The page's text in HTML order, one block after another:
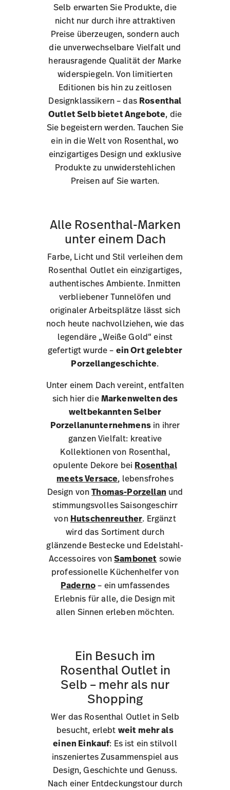
Selb erwarten Sie Produkte, die
nicht nur durch ihre attraktiven
Preise überzeugen, sondern auch
die unverwechselbare Vielfalt und
herausragende Qualität der Marke
widerspiegeln. Von limitierten
Editionen bis hin zu zeitlosen
Designklassikern – das Rosenthal
Outlet Selb bietet Angebote, die
Sie begeistern werden. Tauchen Sie
ein in die Welt von Rosenthal, wo
einzigartiges Design und exklusive
Produkte zu unwiderstehlichen
Preisen auf Sie warten.
Alle Rosenthal-Marken
unter einem Dach
Farbe, Licht und Stil verleihen dem
Rosenthal Outlet ein einzigartiges,
authentisches Ambiente. Inmitten
verbliebener Tunnelöfen und
originaler Arbeitsplätze lässt sich
noch heute nachvollziehen, wie das
legendäre „Weiße Gold“ einst
gefertigt wurde – ein Ort gelebter
Porzellangeschichte.
Unter einem Dach vereint, entfalten
sich hier dieMarkenwelten des
weltbekannten Selber
Porzellanunternehmensin ihrer
ganzen Vielfalt: kreative
Kollektionen von Rosenthal,
opulente Dekore bei Rosenthal
meets Versace, lebensfrohes
Design vonThomas-Porzellan und
stimmungsvolles Saisongeschirr
von Hutschenreuther. Ergänzt
wird das Sortiment durch
glänzende Bestecke und Edelstahl-
Accessoires vonSambonet sowie
professionelle Küchenhelfer von
Paderno– ein umfassendes
Erlebnis für alle, die Design mit
allen Sinnen erleben möchten.
Ein Besuch im
Rosenthal Outlet in
Selb – mehr als nur
Shopping
Wer das Rosenthal Outlet in Selb
besucht, erlebt weit mehr als
einen Einkauf: Es ist ein stilvoll
inszeniertes Zusammenspiel aus
Design, Geschichte und Genuss.
Nach einer Entdeckungstour durch